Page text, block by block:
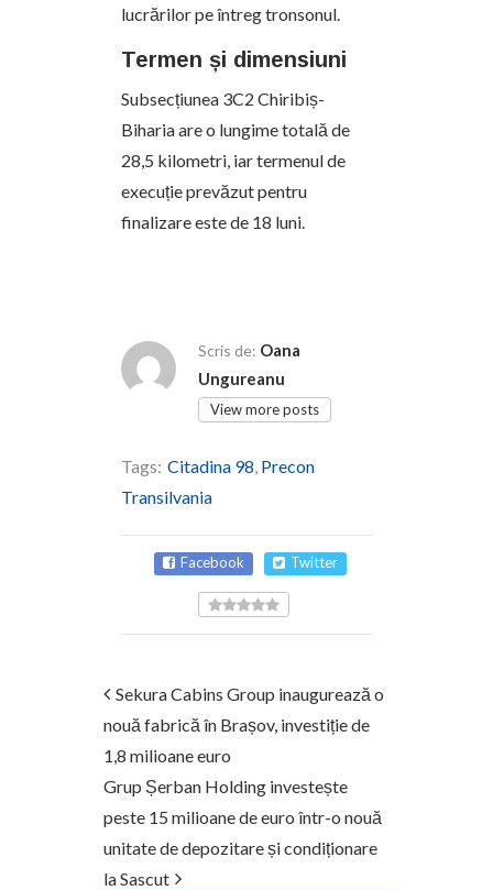
lucrărilor pe întreg tronsonul.
Termen și dimensiuni
Subsecțiunea 3C2 Chiribiș-
Biharia are o lungime totală de
28,5 kilometri, iar termenul de
execuție prevăzut pentru
finalizare este de 18 luni.
Scris de: Oana
Ungureanu
View more posts
Tags: Citadina 98, Precon
Transilvania
Facebook Twitter
Sekura Cabins Group inaugurează o
nouă fabrică în Brașov, investiție de
1,8 milioane euro
Grup Șerban Holding investește
peste 15 milioane de euro într-o nouă
unitate de depozitare și condiționare
la Sascut